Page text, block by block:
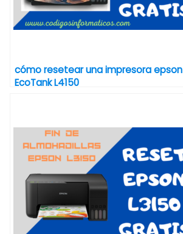
cómo resetear una impresora epson
EcoTank L4150